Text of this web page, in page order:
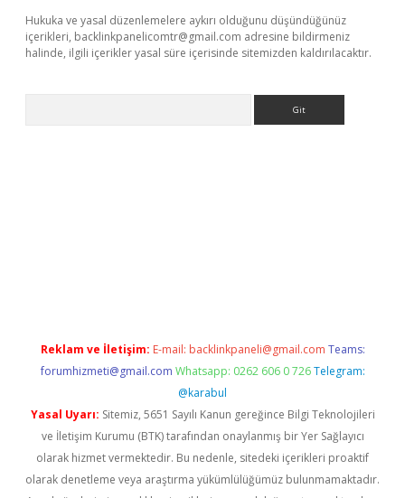
Hukuka ve yasal düzenlemelere aykırı olduğunu düşündüğünüz
içerikleri, backlinkpanelicomtr@gmail.com adresine bildirmeniz
halinde, ilgili içerikler yasal süre içerisinde sitemizden kaldırılacaktır.
Reklam ve İletişim: E-mail: backlinkpaneli@gmail.com Teams:
forumhizmeti@gmail.com Whatsapp: 0262 606 0 726 Telegram:
@karabul
Yasal Uyarı: Sitemiz, 5651 Sayılı Kanun gereğince Bilgi Teknolojileri
ve İletişim Kurumu (BTK) tarafından onaylanmış bir Yer Sağlayıcı
olarak hizmet vermektedir. Bu nedenle, sitedeki içerikleri proaktif
olarak denetleme veya araştırma yükümlülüğümüz bulunmamaktadır.